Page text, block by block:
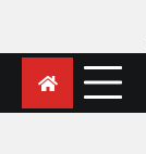
content